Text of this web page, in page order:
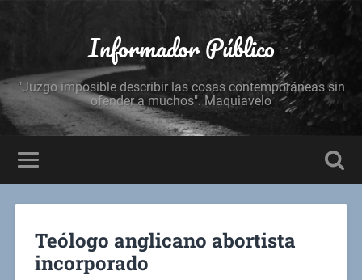
Informador Público
"Juzgo imposible describir las cosas contemporáneas sin
ofender a muchos". Maquiavelo
Teólogo anglicano abortista
incorporado